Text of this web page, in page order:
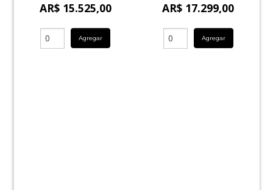
AR$ 15.525,00
Agregar
AR$ 17.299,00
Agregar